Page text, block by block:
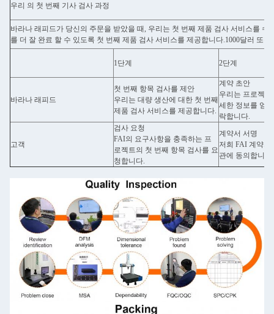
우리 의 첫 번째 기사 검사 과정
바라나 래피드가 당신의 주문을 받았을 때, 우리는 첫 번째 제품 검사 서비스를
를 더 잘 완료 할 수 있도록 첫 번째 제품 검사 서비스를 제공합니다.1000달러 또
1단계 2단계
바라나 래피드
첫 번째 항목 검사를 제안
우리는 대량 생산에 대한 첫 번째
제품 검사 서비스를 제공합니다.
계약 초안
우리는 프로젝
세한 정보를 얻
락합니다.
고객
검사 요청
FAI의 요구사항을 충족하는 프
로젝트의 첫 번째 항목 검사를 요
청합니다.
계약서 서명
저희 FAI 계약서
관에 동의합니다.